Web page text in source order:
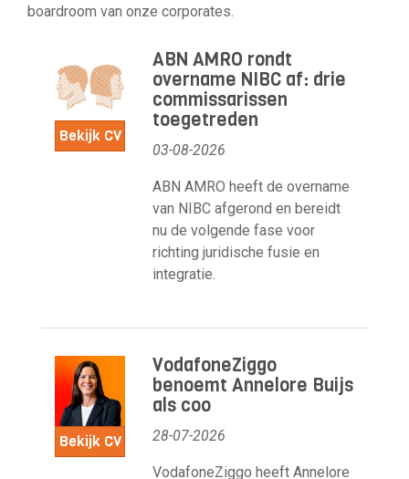
boardroom van onze corporates.
Bekijk CV
ABN AMRO rondt
overname NIBC af: drie
commissarissen
toegetreden
03-08-2026
ABN AMRO heeft de overname
van NIBC afgerond en bereidt
nu de volgende fase voor
richting juridische fusie en
integratie.
Bekijk CV
VodafoneZiggo
benoemt Annelore Buijs
als coo
28-07-2026
VodafoneZiggo heeft Annelore